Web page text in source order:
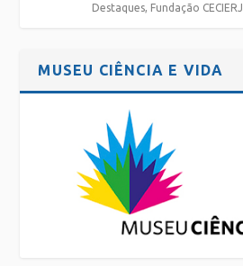
Destaques, Fundação CECIERJ
MUSEU CIÊNCIA E VIDA